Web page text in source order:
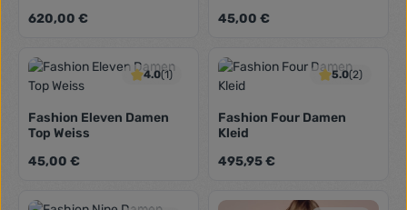
Regulärer Preis:
620,00 €
Regulärer Preis:
45,00 €
4.0(1)
Fashion Eleven Damen
Top Weiss
Regulärer Preis:
45,00 €
5.0(2)
Fashion Four Damen
Kleid
Regulärer Preis:
495,95 €